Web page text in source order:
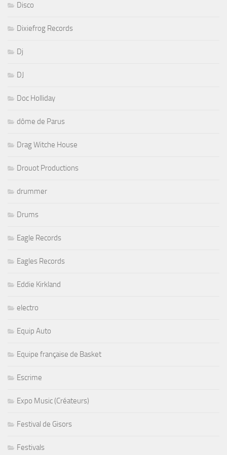
Disco
Dixiefrog Records
Dj
DJ
Doc Holliday
dôme de Parus
Drag Witche House
Drouot Productions
drummer
Drums
Eagle Records
Eagles Records
Eddie Kirkland
electro
Equip Auto
Equipe française de Basket
Escrime
Expo Music (Créateurs)
Festival de Gisors
Festivals